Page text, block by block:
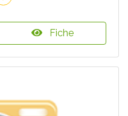
Fiche